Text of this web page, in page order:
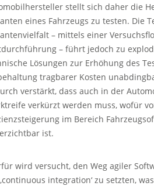
stellt sich daher die
eines Fahrzeugs zu testen. Die
– mittels einer
– führt jedoch zu
Lösungen zur Erhöhung des
tragbarer Kosten
verstärkt, dass auch in der
verkürzt werden muss, wofür
im Bereich
ist.
wird versucht, den Weg agiler
integration‘ zu setzten,